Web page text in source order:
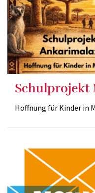
Schulprojekt
Hoffnung für Kinder in